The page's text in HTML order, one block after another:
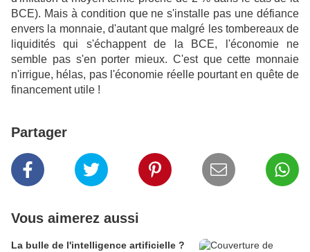
BCE). Mais à condition que ne s'installe pas une défiance
envers la monnaie, d'autant que malgré les tombereaux de
liquidités qui s'échappent de la BCE, l'économie ne
semble pas s'en porter mieux. C'est que cette monnaie
n'irrigue, hélas, pas l'économie réelle pourtant en quête de
financement utile !
Partager
Vous aimerez aussi
La bulle de l'intelligence artificielle ?